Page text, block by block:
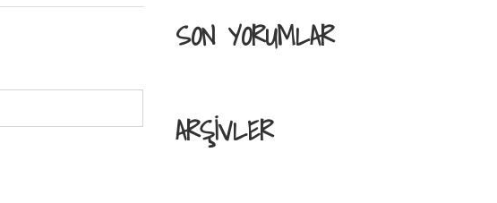
SON YORUMLAR
ARŞIVLER